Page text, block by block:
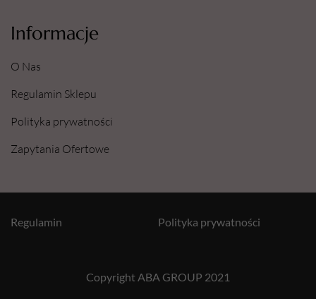
Informacje
O Nas
Regulamin Sklepu
Polityka prywatności
Zapytania Ofertowe
Copyright ABA GROUP 2021
Polityka prywatności
Regulamin